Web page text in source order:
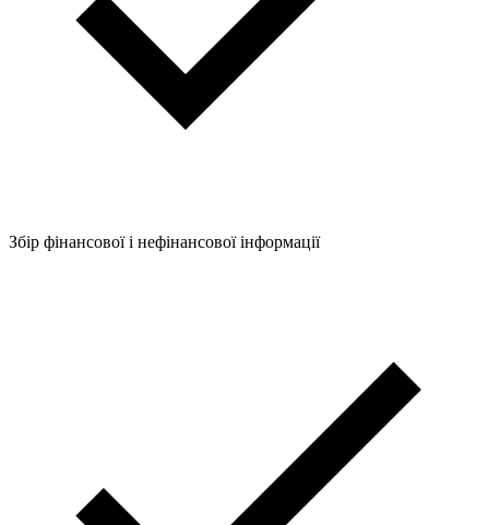
Збір фінансової і нефінансової інформації